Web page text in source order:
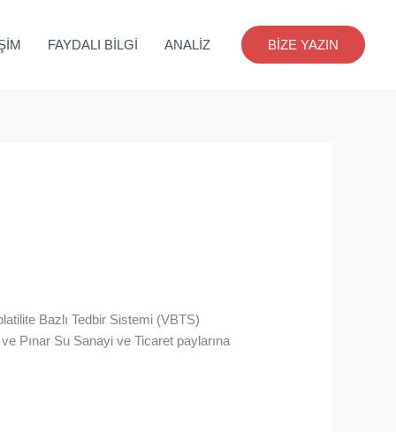
FAYDALI BİLGİ ANALİZ BİZE YAZIN
Bazlı Tedbir Sistemi (VBTS)
Pınar Su Sanayi ve Ticaret paylarına